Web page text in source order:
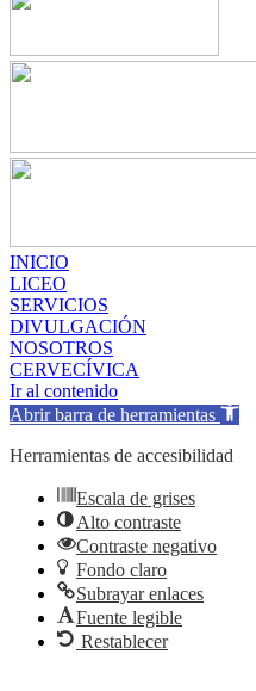
INICIO
LICEO
SERVICIOS
DIVULGACIÓN
NOSOTROS
CERVECÍVICA
Ir al contenido
Abrir barra de herramientas
Herramientas de accesibilidad
Escala de grises
Alto contraste
Contraste negativo
Fondo claro
Subrayar enlaces
Fuente legible
Restablecer